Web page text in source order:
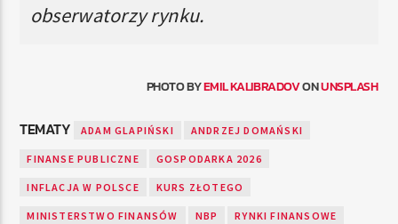
obserwatorzy rynku.
PHOTO BYEMIL KALIBRADOVONUNSPLASH
TEMATY ADAM GLAPIŃSKI ANDRZEJ DOMAŃSKI
FINANSE PUBLICZNE GOSPODARKA 2026
INFLACJA W POLSCE KURS ZŁOTEGO
MINISTERSTWO FINANSÓW NBP RYNKI FINANSOWE